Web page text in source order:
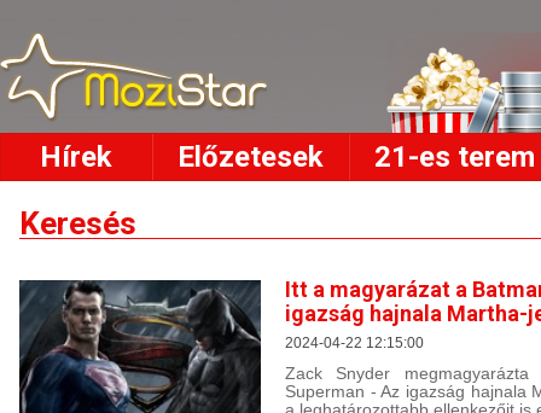
Hírek Előzetesek 21-es terem
Keresés
Itt a magyarázat a
igazság hajnala Martha-
2024-04-22 12:15:00
Zack Snyder
Superman - Az igazság hajnala